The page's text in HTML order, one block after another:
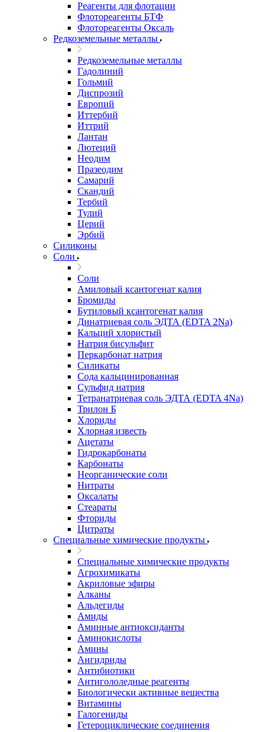
Реагенты для флотации
Флотореагенты БТФ
Флотореагенты Оксаль
Редкоземельные металлы
Редкоземельные металлы
Гадолиний
Гольмий
Диспрозий
Европий
Иттербий
Иттрий
Лантан
Лютеций
Неодим
Празеодим
Самарий
Скандий
Тербий
Тулий
Церий
Эрбий
Силиконы
Соли
Соли
Амиловый ксантогенат калия
Бромиды
Бутиловый ксантогенат калия
Динатриевая соль ЭДТА (EDTA 2Na)
Кальций хлористый
Натрия бисульфит
Перкарбонат натрия
Силикаты
Сода кальцинированная
Сульфид натрия
Тетранатриевая соль ЭДТА (EDTA 4Na)
Трилон Б
Хлориды
Хлорная известь
Ацетаты
Гидрокарбонаты
Карбонаты
Неорганические соли
Нитраты
Оксалаты
Стеараты
Фториды
Цитраты
Специальные химические продукты
Специальные химические продукты
Агрохимикаты
Акриловые эфиры
Алканы
Альдегиды
Амиды
Аминные антиоксиданты
Аминокислоты
Амины
Ангидриды
Антибиотики
Антигололедные реагенты
Биологически активные вещества
Витамины
Галогениды
Гетероциклические соединения